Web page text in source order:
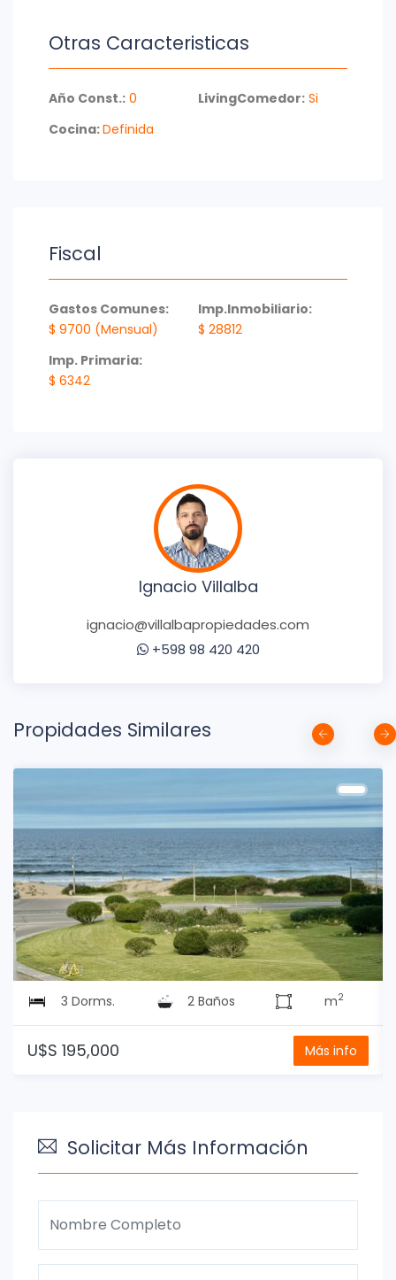
Otras Caracteristicas
Año Const.: 0 LivingComedor: Si
Cocina:Definida
Fiscal
Gastos Comunes:
$ 9700 (Mensual)
Imp.Inmobiliario:
$ 28812
Imp. Primaria:
$ 6342
Ignacio Villalba
ignacio@villalbapropiedades.com
+598 98 420 420
Propidades Similares
3 Dorms. 2 Baños m2
U$S 195,000 Más info
Solicitar Más Información